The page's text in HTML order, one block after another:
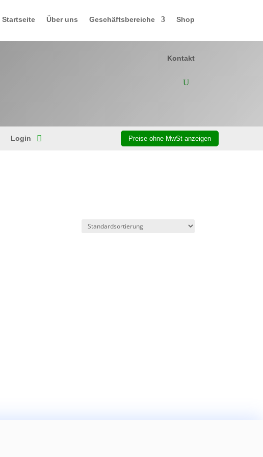
Startseite Über uns Geschäftsbereiche Shop
Kontakt
Login